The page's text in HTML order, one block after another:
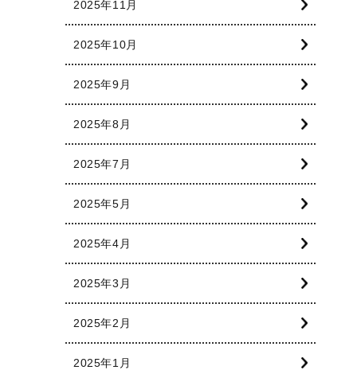
2025年11月
2025年10月
2025年9月
2025年8月
2025年7月
2025年5月
2025年4月
2025年3月
2025年2月
2025年1月